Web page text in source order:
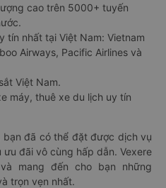
cao trên 5000+ tuyến
tín nhất tại Việt Nam: Vietnam
Airways, Pacific Airlines và
Việt Nam.
máy, thuê xe du lịch uy tín
đã có thể đặt được dịch vụ
đãi vô cùng hấp dẫn. Vexere
mang đến cho bạn những
trọn vẹn nhất.